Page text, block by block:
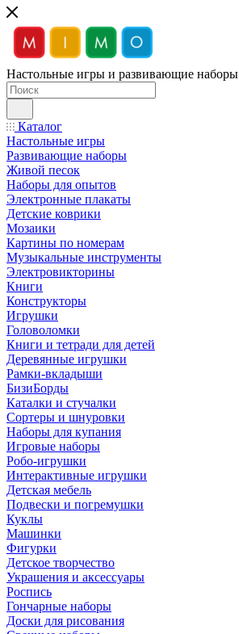
Настольные игры и развивающие наборы
Каталог
Настольные игры
Развивающие наборы
Живой песок
Наборы для опытов
Электронные плакаты
Детские коврики
Мозаики
Картины по номерам
Музыкальные инструменты
Электровикторины
Книги
Конструкторы
Игрушки
Головоломки
Книги и тетради для детей
Деревянные игрушки
Рамки-вкладыши
БизиБорды
Каталки и стучалки
Сортеры и шнуровки
Наборы для купания
Игровые наборы
Робо-игрушки
Интерактивные игрушки
Детская мебель
Подвески и погремушки
Куклы
Машинки
Фигурки
Детское творчество
Украшения и аксессуары
Роспись
Гончарные наборы
Доски для рисования